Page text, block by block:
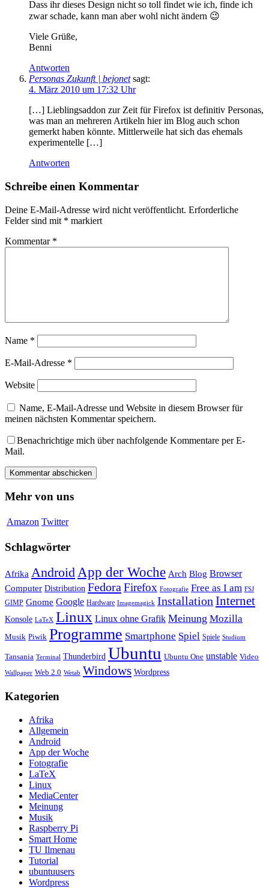
Dass ihr dieses Design nicht so toll findet wie ich, finde ich
zwar schade, kann man aber wohl nicht ändern 😉
Viele Grüße,
Benni
Antworten
Personas Zukunft | bejonet sagt:
4. März 2010 um 17:32 Uhr
[…] Lieblingsaddon zur Zeit für Firefox ist definitiv Personas,
was man an mehreren Artikeln hier im Blog auch schon
gemerkt haben könnte. Mittlerweile hat sich das ehemals
experimentelle […]
Antworten
Schreibe einen Kommentar
Deine E-Mail-Adresse wird nicht veröffentlicht. Erforderliche
Felder sind mit * markiert
Kommentar *
Name *
E-Mail-Adresse *
Website
Name, E-Mail-Adresse und Website in diesem Browser für
meinen nächsten Kommentar speichern.
Benachrichtige mich über nachfolgende Kommentare per E-
Mail.
Mehr von uns
Amazon Twitter
Schlagwörter
Afrika AndroidApp der Woche Arch Blog Browser
Computer Distribution Fedora Firefox Fotografie Free as I am FSJ
GIMP Gnome Google Hardware Imagemagick Installation Internet
Konsole LaTeX Linux Linux ohne Grafik Meinung Mozilla
Musik Piwik Programme Smartphone Spiel Spiele Studium
Tansania Terminal Thunderbird Ubuntu Ubuntu One unstable Video
Wallpaper Web 2.0 Wetab Windows Wordpress
Kategorien
Afrika
Allgemein
Android
App der Woche
Fotografie
LaTeX
Linux
MediaCenter
Meinung
Musik
Raspberry Pi
Smart Home
TU Ilmenau
Tutorial
ubuntuusers
Wordpress